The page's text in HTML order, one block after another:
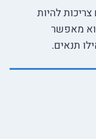
להיות
מאפשר
תנאים.